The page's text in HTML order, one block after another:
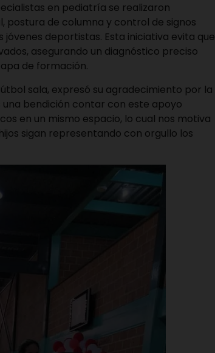
en pediatría se realizaron
postura de columna y control de signos
deportistas. Esta iniciativa evita que
asegurando un diagnóstico preciso
de formación.
sala, expresó su agradecimiento por la
bendición contar con este apoyo
en un mismo espacio, lo cual nos motiva
sigan representando con orgullo los